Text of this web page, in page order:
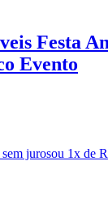
Festa
Evento
jurosou 1x de